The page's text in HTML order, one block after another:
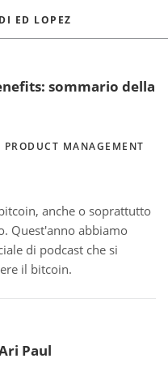
ED LOPEZ
sommario della
MANAGEMENT
anche o soprattutto
Quest'anno abbiamo
di podcast che si
il bitcoin.
Paul